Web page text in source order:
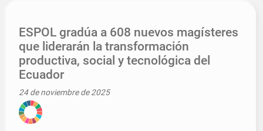
ESPOL gradúa a 608 nuevos magísteres
que liderarán la transformación
productiva, social y tecnológica del
Ecuador
24 de noviembre de 2025